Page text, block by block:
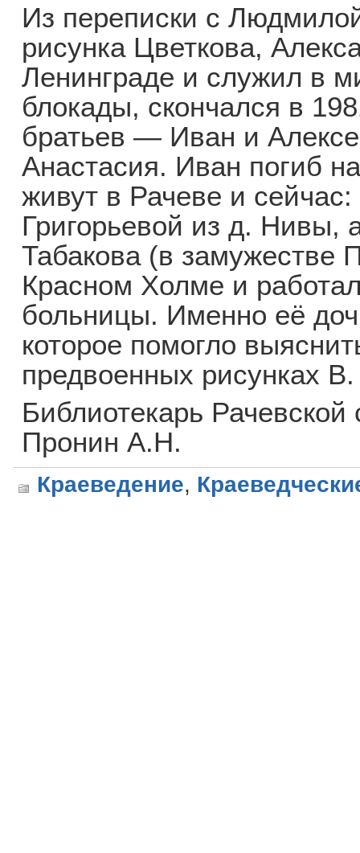
Из переписки с
рисунка Цветкова,
Ленинграде и служил в
блокады, скончался в
братьев — Иван и
Анастасия. Иван погиб
живут в Рачеве и
Григорьевой из д. Нивы,
Табакова (в замужестве
Красном Холме и
больницы. Именно её
которое помогло
предвоенных рисунках
Библиотекарь Рачевской
Пронин А.Н.
Краеведение,